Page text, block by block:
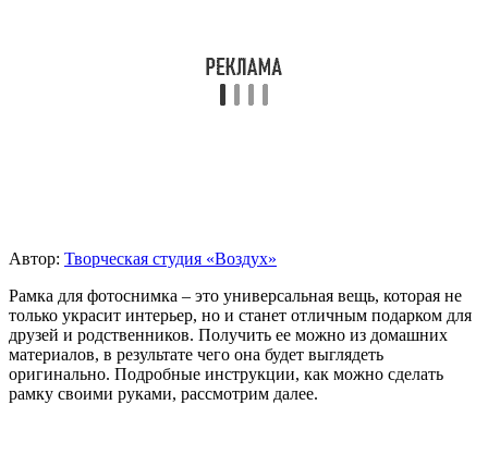
Автор: Творческая студия «Воздух»
Рамка для фотоснимка – это универсальная вещь, которая не
только украсит интерьер, но и станет отличным подарком для
друзей и родственников. Получить ее можно из домашних
материалов, в результате чего она будет выглядеть
оригинально. Подробные инструкции, как можно сделать
рамку своими руками, рассмотрим далее.